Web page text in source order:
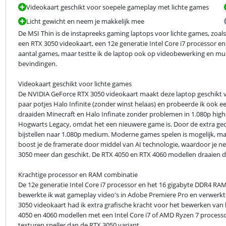
Videokaart geschikt voor soepele gameplay met lichte games
Licht gewicht en neem je makkelijk mee
De MSI Thin is de instapreeks gaming laptops voor lichte games,
een RTX 3050 videokaart, een 12e generatie Intel Core i7 processor
aantal games, maar testte ik de laptop ook op videobewerking en
bevindingen.
Videokaart geschikt voor lichte games
De NVIDIA GeForce RTX 3050 videokaart maakt deze laptop
paar potjes Halo Infinite (zonder winst helaas) en probeerde ik ook
draaiden Minecraft en Halo Infinate zonder problemen in 1.080p
Hogwarts Legacy, omdat het een nieuwere game is. Door de extra
bijstellen naar 1.080p medium. Moderne games spelen is mogelijk,
boost je de framerate door middel van AI technologie, waardoor je
3050 meer dan geschikt. De RTX 4050 en RTX 4060 modellen
Krachtige processor en RAM combinatie
De 12e generatie Intel Core i7 processor en het 16 gigabyte DDR4
bewerkte ik wat gameplay video's in Adobe Premiere Pro en
3050 videokaart had ik extra grafische kracht voor het bewerken
4050 en 4060 modellen met een Intel Core i7 of AMD Ryzen 7